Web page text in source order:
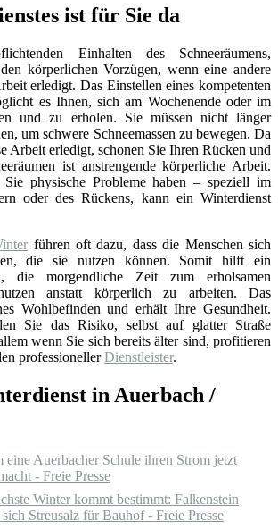
ist für Sie da
Einhalten des Schneeräumens,
körperlichen Vorzügen, wenn eine andere
erledigt. Das Einstellen eines kompetenten
es Ihnen, sich am Wochenende oder im
und zu erholen. Sie müssen nicht länger
um schwere Schneemassen zu bewegen. Da
Arbeit erledigt, schonen Sie Ihren Rücken und
ist anstrengende körperliche Arbeit.
Sie physische Probleme haben – speziell im
oder des Rückens, kann ein Winterdienst
führen oft dazu, dass die Menschen sich
die sie nutzen können. Somit hilft ein
die morgendliche Zeit zum erholsamen
anstatt körperlich zu arbeiten. Das
Wohlbefinden und erhält Ihre Gesundheit.
Sie das Risiko, selbst auf glatter Straße
wenn Sie sich bereits älter sind, profitieren
professionellerDienstleister.
in Auerbach /
eine Auerbacher Schule ihren Strom jetzt
- Freie Presse
Winter kommt bestimmt: Falkenstein
Streusalz für Bauhof - Freie Presse